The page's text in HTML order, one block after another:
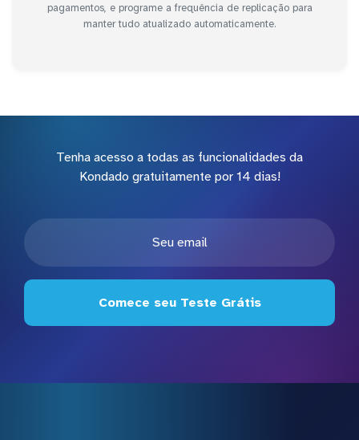
pagamentos, e programe a frequência de replicação para
manter tudo atualizado automaticamente.
Tenha acesso a todas as funcionalidades da
Kondado gratuitamente por 14 dias!
Comece seu Teste Grátis